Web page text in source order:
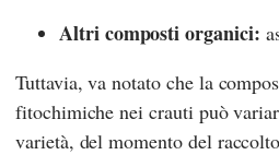
Altri composti organici:
Tuttavia, va notato che la
fitochimiche nei crauti può
varietà, del momento del